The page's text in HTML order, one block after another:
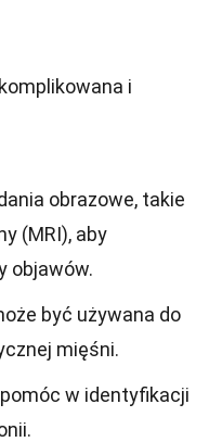
i
obrazowe, takie
(MRI), aby
objawów.
być używana do
mięśni.
w identyfikacji